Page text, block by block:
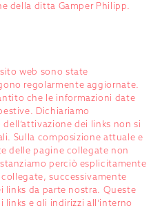
della ditta Gamper Philipp.
web sono state
regolarmente aggiornate.
che le informazioni date
Dichiariamo
dei links non si
Sulla composizione attuale e
delle pagine collegate non
perciò esplicitamente
successivamente
links da parte nostra. Queste
e gli indirizzi all’interno